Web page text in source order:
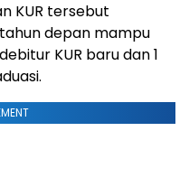
KUR tersebut
depan mampu
KUR baru dan 1